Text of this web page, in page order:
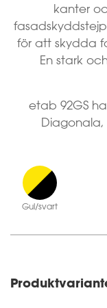
kanter
för att skydda
En stark
etab 92GS
Diagonala,
Gul/svart